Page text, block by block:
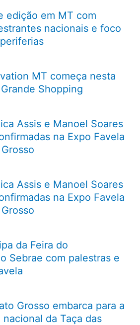
edição em MT com
nacionais e foco
MT começa nesta
Shopping
Assis e Manoel Soares
na Expo Favela
Assis e Manoel Soares
na Expo Favela
da Feira do
Sebrae com palestras e
Grosso embarca para a
da Taça das